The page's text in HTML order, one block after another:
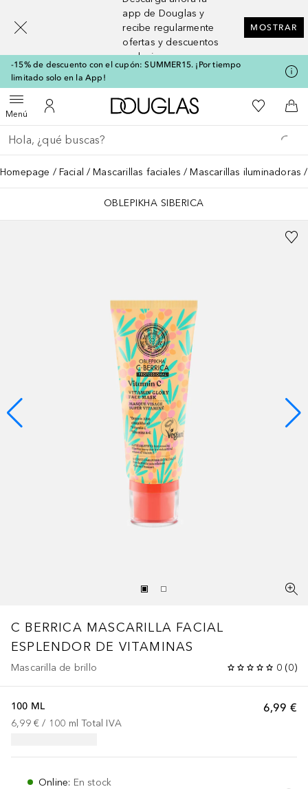
app de Douglas y
recibe regularmente
ofertas y descuentos
exclusivos
MOSTRAR
-15% de descuento con el cupón: SUMMER15. ¡Por tiempo
limitado solo en la App!
MenúAbrir menúMi cuenta
A Douglas HomeMi lista de
A
Regresar
Ejecutar búsqueda
Homepage Facial Mascarillas faciales Mascarillas iluminadoras
OBLEPIKHA SIBERICA
C BERRICA MASCARILLA FACIAL
ESPLENDOR DE VITAMINAS
Mascarilla de brillo 0 (0)
6,99 €
100 ML
6,99 € / 100 ml Total IVA
Online: En stock
[navigation.slideout.screenreader]